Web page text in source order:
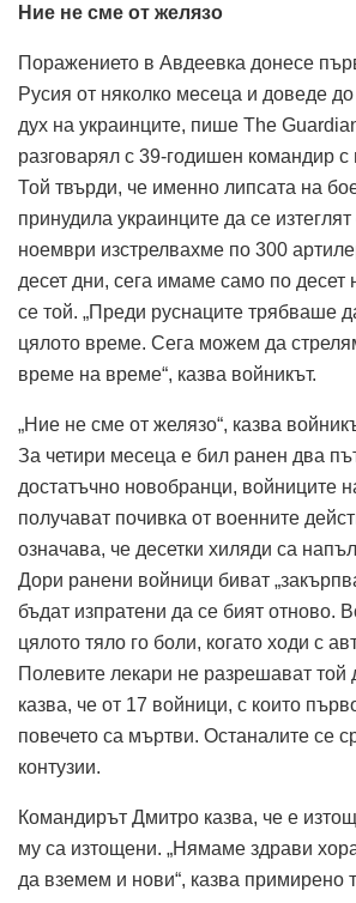
Ние не сме от желязо
Поражението в Авдеевка донесе
Русия от няколко месеца и доведе
дух на украинците, пише The
разговарял с 39-годишен командир с
Той твърди, че именно липсата на
принудила украинците да се
ноември изстрелвахме по 300
десет дни, сега имаме само по десет
се той. „Преди руснаците трябваше
цялото време. Сега можем да
време на време“, казва войникът.
„Ние не сме от желязо“, казва
За четири месеца е бил ранен два
достатъчно новобранци, войниците
получават почивка от военните
означава, че десетки хиляди са
Дори ранени войници биват
бъдат изпратени да се бият отново.
цялото тяло го боли, когато ходи с
Полевите лекари не разрешават той
казва, че от 17 войници, с които
повечето са мъртви. Останалите се
контузии.
Командирът Дмитро казва, че е
му са изтощени. „Нямаме здрави
да вземем и нови“, казва примирено